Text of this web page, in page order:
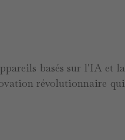
basés sur l'IA et la
révolutionnaire qui